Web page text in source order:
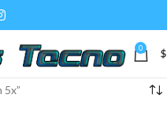
0 $